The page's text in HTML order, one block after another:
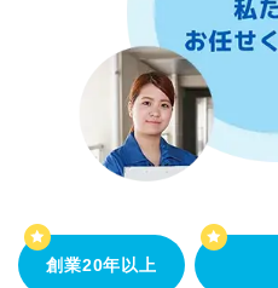
創業20年以上